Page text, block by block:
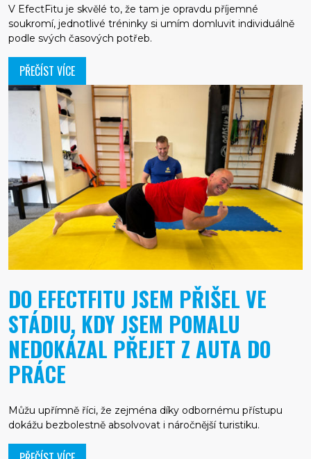
V EfectFitu je skvělé to, že tam je opravdu příjemné
soukromí, jednotlivé tréninky si umím domluvit individuálně
podle svých časových potřeb.
PŘEČÍST VÍCE
DO EFECTFITU JSEM PŘIŠEL VE
STÁDIU, KDY JSEM POMALU
NEDOKÁZAL PŘEJET Z AUTA DO
PRÁCE
Můžu upřímně říci, že zejména díky odbornému přístupu
dokážu bezbolestně absolvovat i náročnější turistiku.